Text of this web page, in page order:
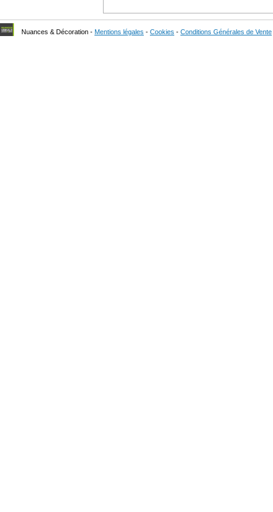
Nuances & Décoration - Mentions légales - Cookies - Conditions Générales de Vente